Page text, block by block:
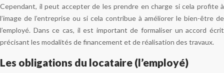
Cependant, il peut accepter de les prendre en charge si cela profite à
l’image de l’entreprise ou si cela contribue à améliorer le bien-être de
l’employé. Dans ce cas, il est important de formaliser un accord écrit
précisant les modalités de financement et de réalisation des travaux.
Les obligations du locataire (l’employé)